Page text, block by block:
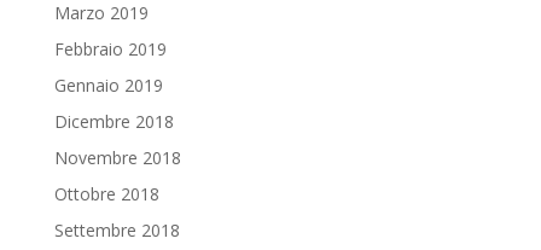
Marzo 2019
Febbraio 2019
Gennaio 2019
Dicembre 2018
Novembre 2018
Ottobre 2018
Settembre 2018